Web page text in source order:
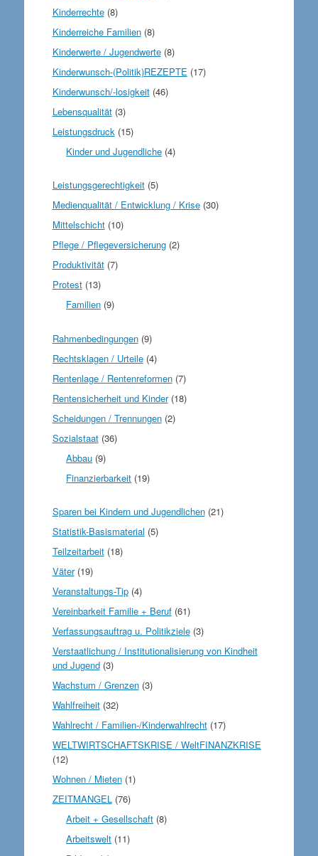
Kinderrechte(8)
Kinderreiche Familien(8)
Kinderwerte / Jugendwerte(8)
Kinderwunsch-(Politik)REZEPTE (17)
Kinderwunsch/-losigkeit(46)
Lebensqualität(3)
Leistungsdruck (15)
Kinder und Jugendliche (4)
Leistungsgerechtigkeit(5)
Medienqualität / Entwicklung / Krise(30)
Mittelschicht(10)
Pflege / Pflegeversicherung(2)
Produktivität(7)
Protest(13)
Familien (9)
Rahmenbedingungen(9)
Rechtsklagen / Urteile(4)
Rentenlage / Rentenreformen(7)
Rentensicherheit und Kinder(18)
Scheidungen / Trennungen(2)
Sozialstaat(36)
Abbau (9)
Finanzierbarkeit (19)
Sparen bei Kindern und Jugendlichen(21)
Statistik-Basismaterial (5)
Teilzeitarbeit(18)
Väter(19)
Veranstaltungs-Tip(4)
Vereinbarkeit Familie + Beruf(61)
Verfassungsauftrag u. Politikziele(3)
Verstaatlichung / Institutionalisierung von Kindheit
und Jugend(3)
Wachstum / Grenzen(3)
Wahlfreiheit(32)
Wahlrecht / Familien-/Kinderwahlrecht(17)
WELTWIRTSCHAFTSKRISE / WeltFINANZKRISE
(12)
Wohnen / Mieten(1)
ZEITMANGEL(76)
Arbeit + Gesellschaft (8)
Arbeitswelt (11)